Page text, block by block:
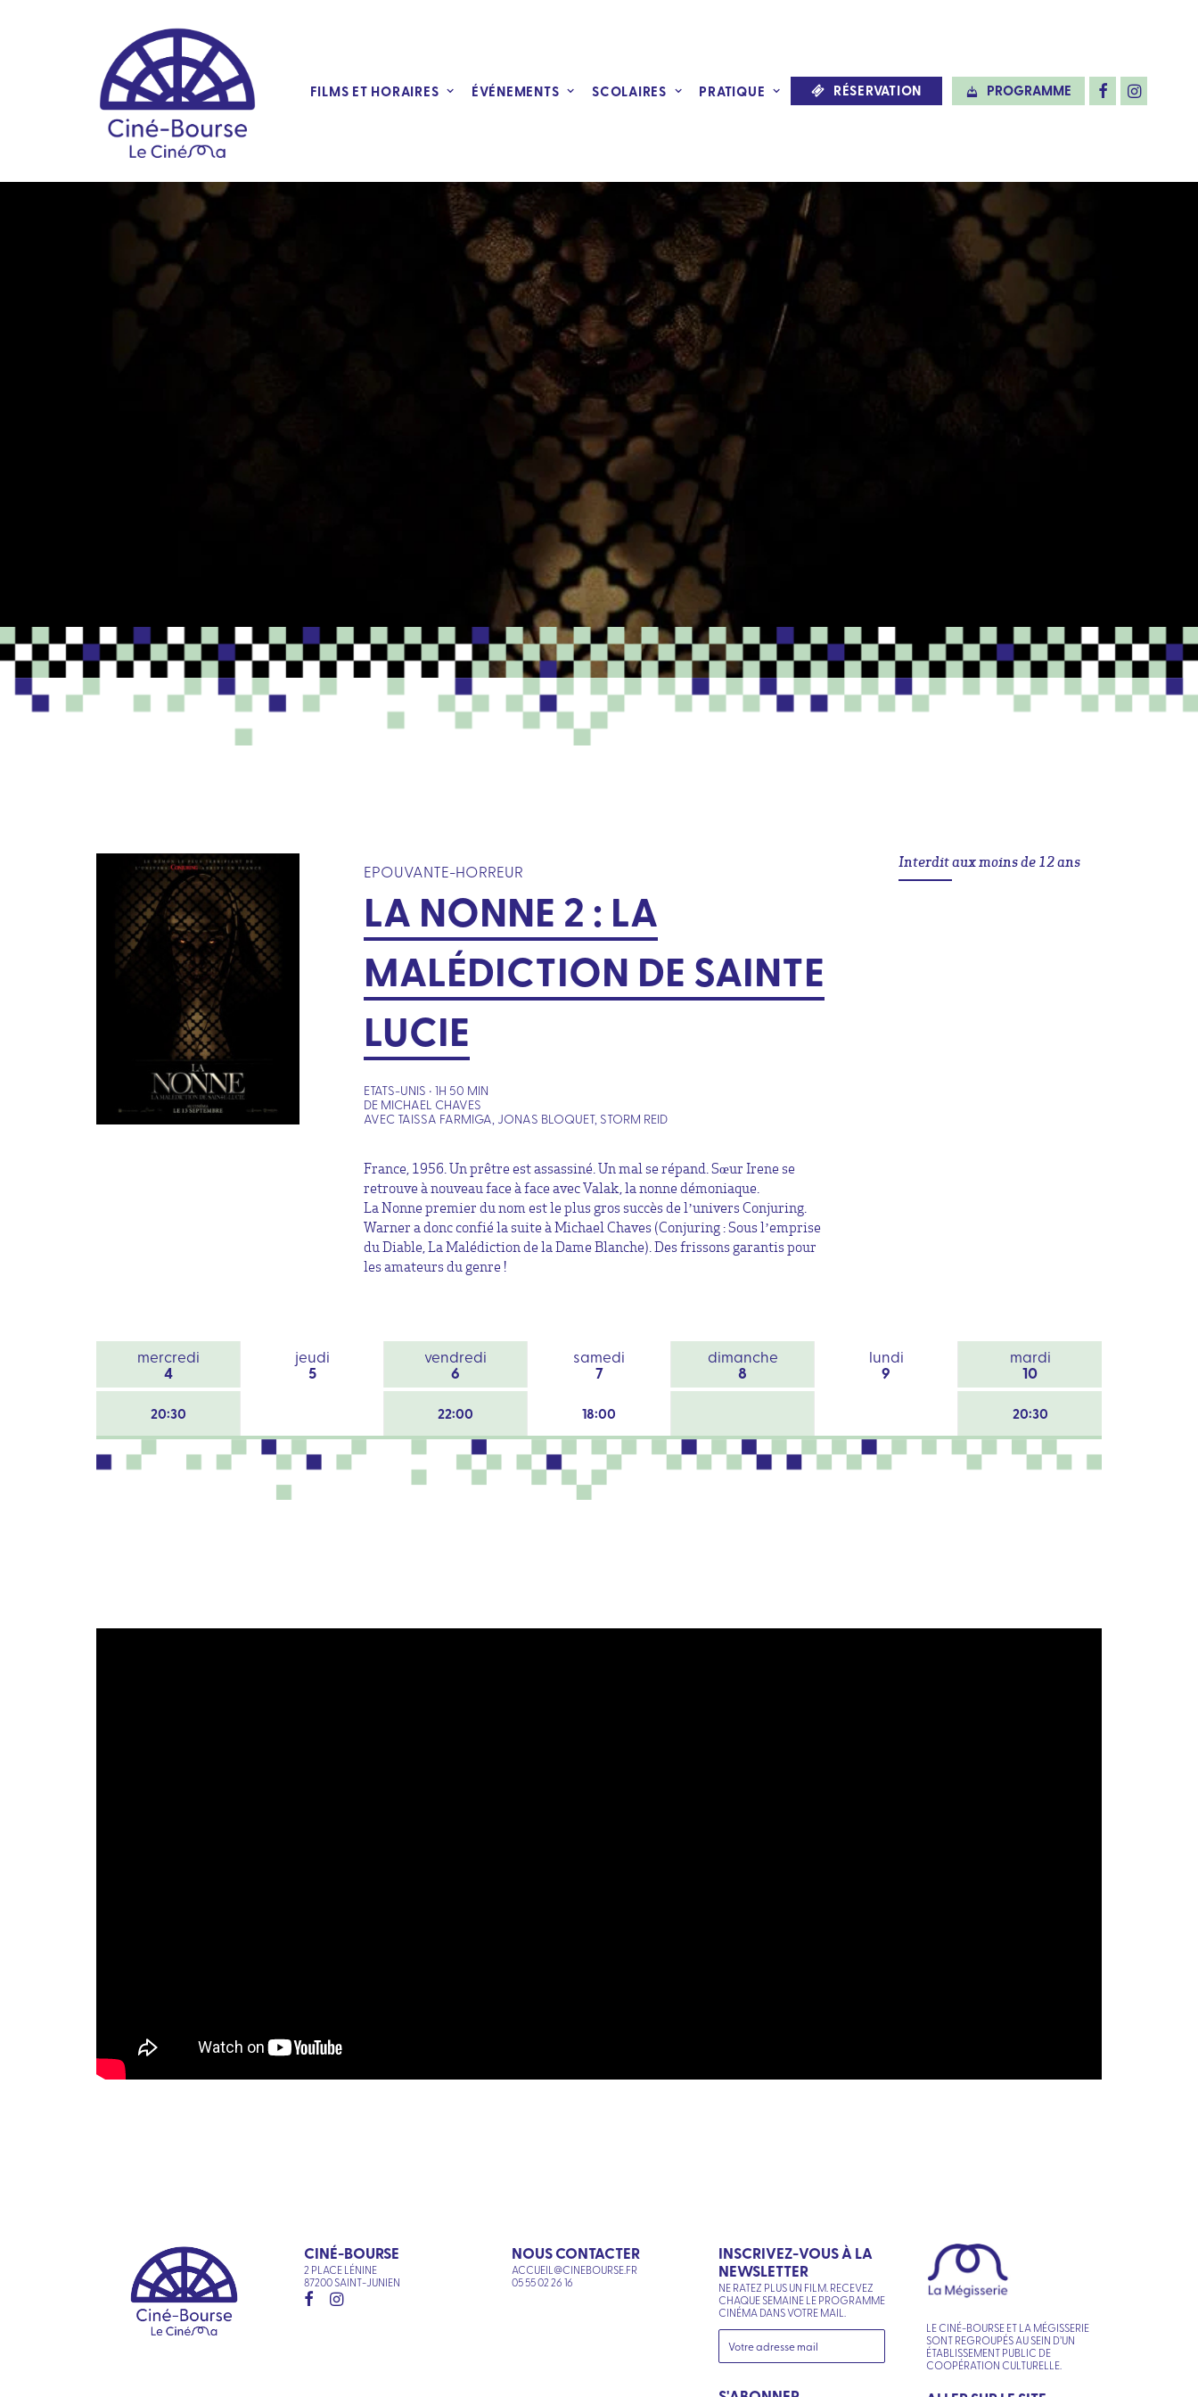
FILMS ET HORAIRES ÉVÉNEMENTS SCOLAIRES PRATIQUE RÉSERVATION PROGRAMME
EPOUVANTE-HORREUR
LA NONNE 2 : LA
MALÉDICTION DE SAINTE
LUCIE
ETATS-UNIS • 1H 50 MIN
DE MICHAEL CHAVES
AVEC TAISSA FARMIGA, JONAS BLOQUET, STORM REID
France, 1956. Un prêtre est assassiné. Un mal se répand. Sœur Irene se
retrouve à nouveau face à face avec Valak, la nonne démoniaque.
La Nonne premier du nom est le plus gros succès de l’univers Conjuring.
Warner a donc confié la suite à Michael Chaves (Conjuring : Sous l’emprise
du Diable, La Malédiction de la Dame Blanche). Des frissons garantis pour
les amateurs du genre !
Interdit aux moins de 12 ans
mercredi
4
jeudi
5
vendredi
6
samedi
7
dimanche
8
lundi
9
mardi
10
20:30 22:00 18:00 20:30
CINÉ-BOURSE
2 PLACE LÉNINE
87200 SAINT-JUNIEN
NOUS CONTACTER
ACCUEIL@CINEBOURSE.FR
05 55 02 26 16
INSCRIVEZ-VOUS À LA
NEWSLETTER
NE RATEZ PLUS UN FILM. RECEVEZ
CHAQUE SEMAINE LE PROGRAMME
CINÉMA DANS VOTRE MAIL.
LE CINÉ-BOURSE ET LA MÉGISSERIE
SONT REGROUPÉS AU SEIN D’UN
ÉTABLISSEMENT PUBLIC DE
COOPÉRATION CULTURELLE.